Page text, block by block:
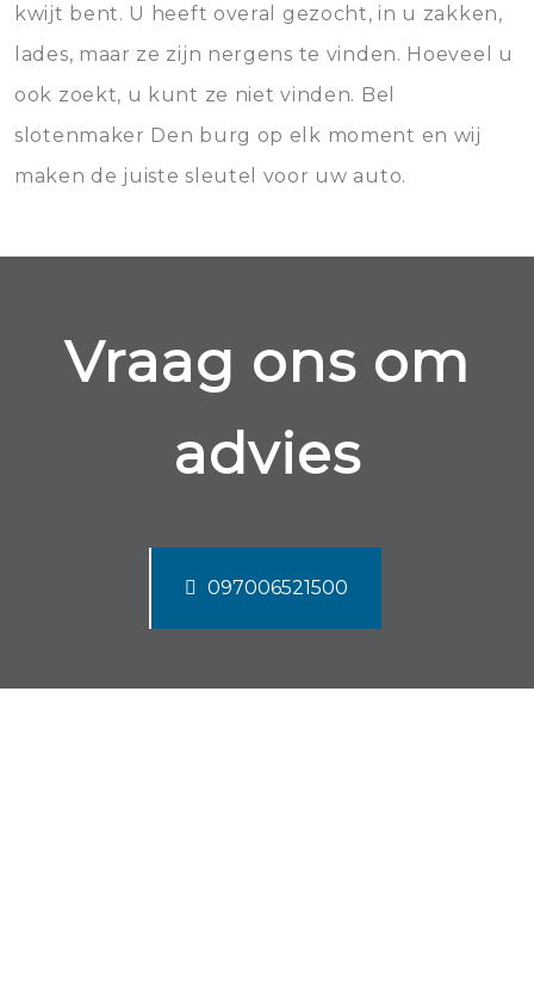
kwijt bent. U heeft overal gezocht, in u zakken,
lades, maar ze zijn nergens te vinden. Hoeveel u
ook zoekt, u kunt ze niet vinden. Bel
slotenmaker Den burg op elk moment en wij
maken de juiste sleutel voor uw auto.
Vraag ons om
advies
097006521500